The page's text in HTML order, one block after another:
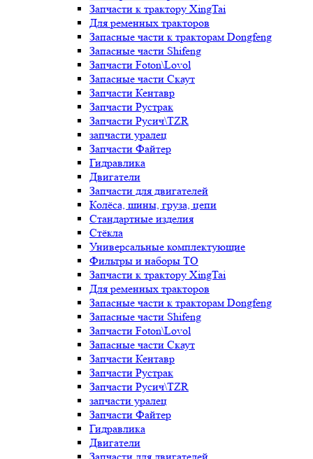
Запчасти к трактору XingTai
Для ременных тракторов
Запасные части к тракторам Dongfeng
Запасные части Shifeng
Запчасти Foton\Lovol
Запасные части Скаут
Запчасти Кентавр
Запчасти Рустрак
Запчасти Русич\TZR
запчасти уралец
Запчасти Файтер
Гидравлика
Двигатели
Запчасти для двигателей
Колёса, шины, груза, цепи
Стандартные изделия
Стёкла
Универсальные комплектующие
Фильтры и наборы ТО
Запчасти к трактору XingTai
Для ременных тракторов
Запасные части к тракторам Dongfeng
Запасные части Shifeng
Запчасти Foton\Lovol
Запасные части Скаут
Запчасти Кентавр
Запчасти Рустрак
Запчасти Русич\TZR
запчасти уралец
Запчасти Файтер
Гидравлика
Двигатели